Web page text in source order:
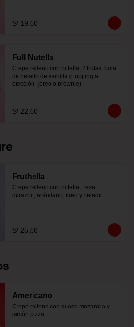
S/ 19.00
Full Nutella
Crepe relleno con nutella, 2 frutas, bola
de helado de vainilla y topping a
elección  (oreo o brownie)
S/ 22.00
Fruthella
Crepe relleno con nutella, fresa,
durazno, arándano, oreo y helado
S/ 25.00
Americano
Crepe relleno con queso mozarella y
jamón pizza